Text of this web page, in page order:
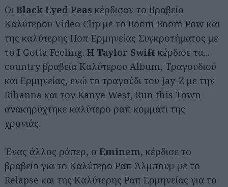
Οι Black Eyed Peas κέρδισαν το Βραβείο
Καλύτερου Video Clip με το Boom Boom Pow και
της καλύτερης Ποπ Ερμηνείας Συγκροτήματος με
το I Gotta Feeling. H Taylor Swift κέρδισε τα...
country βραβεία Καλύτερου Album, Τραγουδιού
και Eρμηνείας, ενώ το τραγούδι του Jay-Z με την
Rihanna και τον Kanye West, Run this Town
ανακηρύχτηκε καλύτερο ραπ κομμάτι της
χρονιάς.
Ένας άλλος ράπερ, ο Eminem, κέρδισε το
βραβείο για το Καλύτερο Ραπ Άλμπουμ με το
Relapse και της Καλύτερης Ραπ Ερμηνείας για το